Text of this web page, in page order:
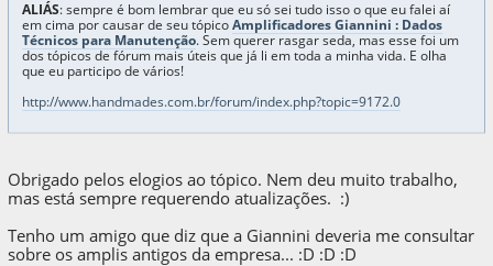
ALIÁS: sempre é bom lembrar que eu só sei tudo isso o que eu falei aí
em cima por causar de seu tópico Amplificadores Giannini : Dados
Técnicos para Manutenção. Sem querer rasgar seda, mas esse foi um
dos tópicos de fórum mais úteis que já li em toda a minha vida. E olha
que eu participo de vários!
http://www.handmades.com.br/forum/index.php?topic=9172.0
Obrigado pelos elogios ao tópico. Nem deu muito trabalho,
mas está sempre requerendo atualizações. :)
Tenho um amigo que diz que a Giannini deveria me consultar
sobre os amplis antigos da empresa... :D :D :D